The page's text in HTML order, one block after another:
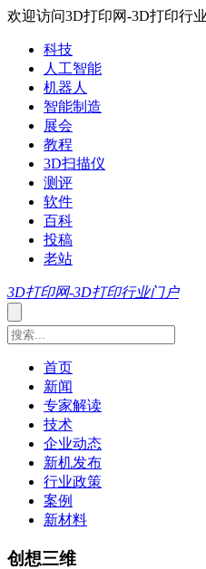
欢迎访问3D打印网-3D打印行
科技
人工智能
机器人
智能制造
展会
教程
3D扫描仪
测评
软件
百科
投稿
老站
3D打印网-3D打印行业门户
首页
新闻
专家解读
技术
企业动态
新机发布
行业政策
案例
新材料
创想三维